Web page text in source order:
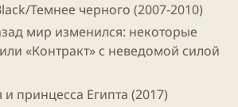
Темнее черного (2007-2010)
мир изменился: некоторые
«Контракт» с неведомой силой
принцесса Египта (2017)